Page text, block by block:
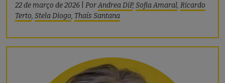
22 de março de 2026 PorAndrea DiP, Sofia Amaral, Ricardo
Terto, Stela Diogo, Thaís Santana